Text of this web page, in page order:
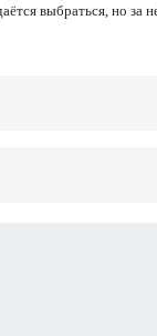
выбраться, но за